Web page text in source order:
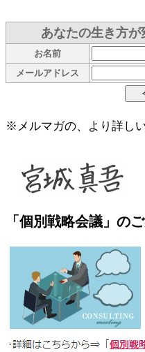
あなたの生き方
お名前
メールアドレス
※メルマガの、より詳し
「個別戦略会議」の